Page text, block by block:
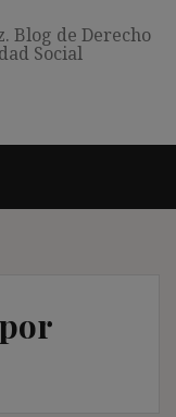
Blog de Derecho
Social